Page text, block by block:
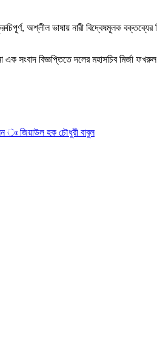
অশ্লীল ভাষায় নারী বিদ্বেষমূলক বক্তব্যের
সংবাদ বিজ্ঞপ্তিতে দলের মহাসচিব মির্জা
ঃ জিয়াউল হক চৌধুরী বাবুল